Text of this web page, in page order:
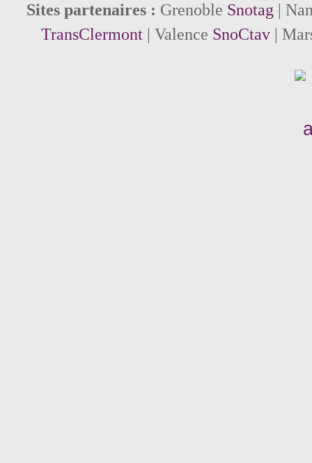
Sites partenaires : Grenoble Snotag |
TransClermont| Valence SnoCtav|